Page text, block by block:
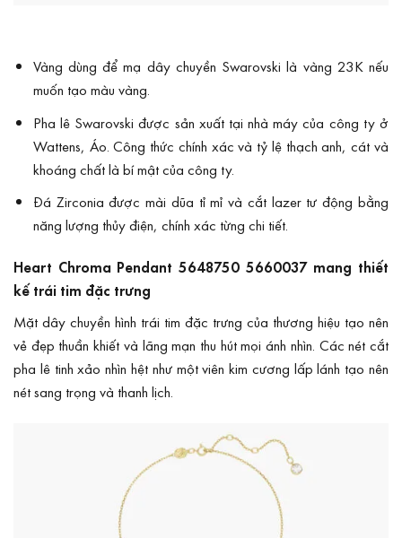
Vàng dùng để mạ dây chuyền Swarovski là vàng 23K nếu
muốn tạo màu vàng.
Pha lê Swarovski được sản xuất tại nhà máy của công ty ở
Wattens, Áo. Công thức chính xác và tỷ lệ thạch anh, cát và
khoáng chất là bí mật của công ty.
Đá Zirconia được mài dũa tỉ mỉ và cắt lazer tư động bằng
năng lượng thủy điện, chính xác từng chi tiết.
Heart Chroma Pendant 5648750 5660037 mang thiết
kế trái tim đặc trưng
Mặt dây chuyền hình trái tim đặc trưng của thương hiệu tạo nên
vẻ đẹp thuần khiết và lãng mạn thu hút mọi ánh nhìn. Các nét cắt
pha lê tinh xảo nhìn hệt như một viên kim cương lấp lánh tạo nên
nét sang trọng và thanh lịch.